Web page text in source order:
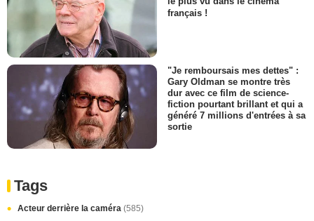
français !
"Je remboursais mes dettes" :
Gary Oldman se montre très
dur avec ce film de science-
fiction pourtant brillant et qui a
généré 7 millions d'entrées à sa
sortie
Tags
Acteur derrière la caméra (585)